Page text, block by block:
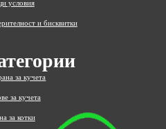
условия
и бисквитки
за кучета
за кучета
за котки